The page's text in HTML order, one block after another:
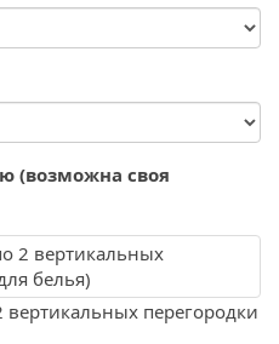
(возможна своя
перегородки